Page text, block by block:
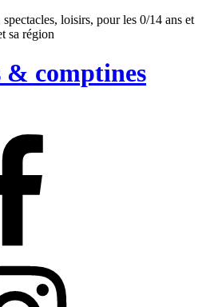
loisirs, pour les 0/14 ans et
sa région